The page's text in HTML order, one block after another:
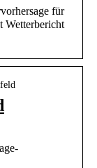
für
Wetterbericht